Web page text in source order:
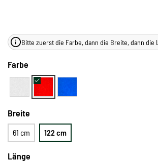
Bitte zuerst die Farbe, dann die Breite, dann die
Farbe
Breite
61 cm 122 cm
Länge